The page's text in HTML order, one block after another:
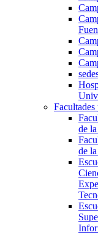
Facultades
de
de